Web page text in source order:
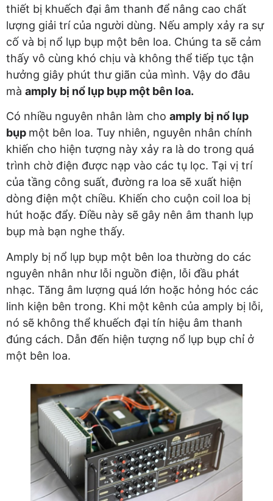
thiết bị khuếch đại âm thanh để nâng cao chất
lượng giải trí của người dùng. Nếu amply xảy ra sự
cố và bị nổ lụp bụp một bên loa. Chúng ta sẽ cảm
thấy vô cùng khó chịu và không thể tiếp tục tận
hưởng giây phút thư giãn của mình. Vậy do đâu
mà amply bị nổ lụp bụp một bên loa.
Có nhiều nguyên nhân làm cho amply bị nổ lụp
bụp một bên loa. Tuy nhiên, nguyên nhân chính
khiến cho hiện tượng này xảy ra là do trong quá
trình chờ điện được nạp vào các tụ lọc. Tại vị trí
của tầng công suất, đường ra loa sẽ xuất hiện
dòng điện một chiều. Khiến cho cuộn coil loa bị
hút hoặc đẩy. Điều này sẽ gây nên âm thanh lụp
bụp mà bạn nghe thấy.
Amply bị nổ lụp bụp một bên loa thường do các
nguyên nhân như lỗi nguồn điện, lỗi đầu phát
nhạc. Tăng âm lượng quá lớn hoặc hỏng hóc các
linh kiện bên trong. Khi một kênh của amply bị lỗi,
nó sẽ không thể khuếch đại tín hiệu âm thanh
đúng cách. Dẫn đến hiện tượng nổ lụp bụp chỉ ở
một bên loa.